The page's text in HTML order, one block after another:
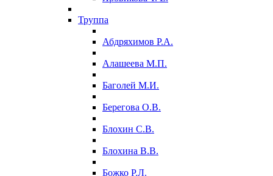
Труппа
Абдряхимов Р.А.
Алашеева М.П.
Баголей М.И.
Берегова О.В.
Блохин С.В.
Блохина В.В.
Божко Р.Л.